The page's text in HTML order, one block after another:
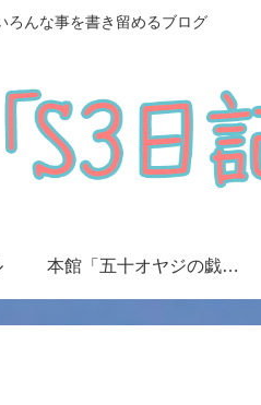
ろんな事を書き留めるブログ
本館「五十オヤジの戯言日記」